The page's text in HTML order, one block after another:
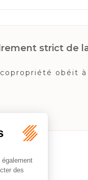
strict de
obéit